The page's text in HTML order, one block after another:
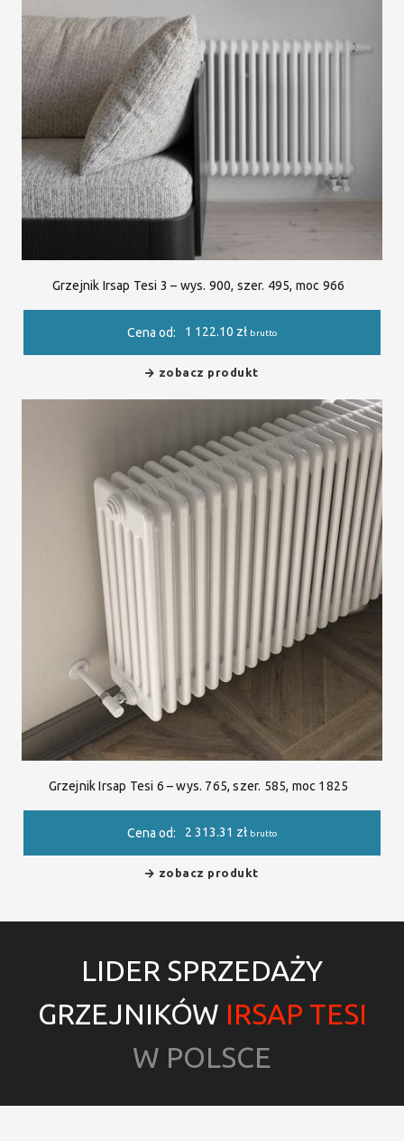
Grzejnik Irsap Tesi 3 – wys. 900, szer. 495, moc 966
Cena od: 1 122.10 zł brutto
zobacz produkt
Grzejnik Irsap Tesi 6 – wys. 765, szer. 585, moc 1825
Cena od: 2 313.31 zł brutto
zobacz produkt
LIDER SPRZEDAŻY
GRZEJNIKÓW IRSAP TESI
W POLSCE